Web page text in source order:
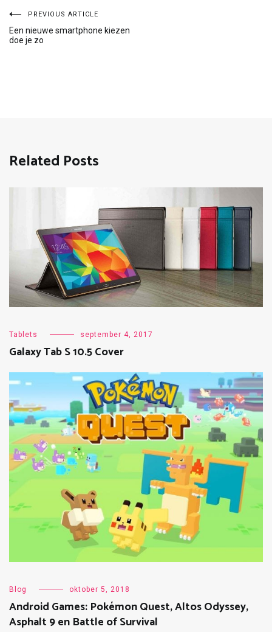
Bericht
navigatie
PREVIOUS ARTICLE
Een nieuwe smartphone kiezen
doe je zo
Related Posts
Tablets september 4, 2017
Galaxy Tab S 10.5 Cover
Blog oktober 5, 2018
Android Games: Pokémon Quest, Altos Odyssey,
Asphalt 9 en Battle of Survival